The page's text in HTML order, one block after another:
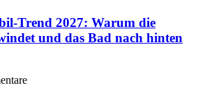
Trend 2027: Warum die
und das Bad nach hinten